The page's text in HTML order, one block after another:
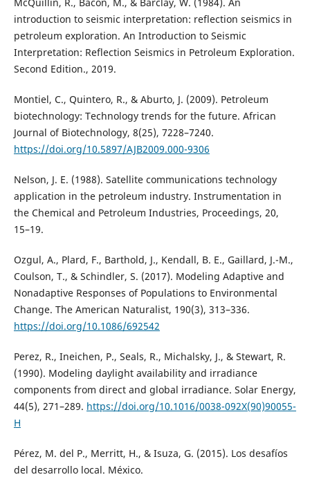
introduction to seismic interpretation: reflection seismics in
petroleum exploration. An Introduction to Seismic
Interpretation: Reflection Seismics in Petroleum Exploration.
Second Edition., 2019.
Montiel, C., Quintero, R., & Aburto, J. (2009). Petroleum
biotechnology: Technology trends for the future. African
Journal of Biotechnology, 8(25), 7228–7240.
https://doi.org/10.5897/AJB2009.000-9306
Nelson, J. E. (1988). Satellite communications technology
application in the petroleum industry. Instrumentation in
the Chemical and Petroleum Industries, Proceedings, 20,
15–19.
Ozgul, A., Plard, F., Barthold, J., Kendall, B. E., Gaillard, J.-M.,
Coulson, T., & Schindler, S. (2017). Modeling Adaptive and
Nonadaptive Responses of Populations to Environmental
Change. The American Naturalist, 190(3), 313–336.
https://doi.org/10.1086/692542
Perez, R., Ineichen, P., Seals, R., Michalsky, J., & Stewart, R.
(1990). Modeling daylight availability and irradiance
components from direct and global irradiance. Solar Energy,
44(5), 271–289. https://doi.org/10.1016/0038-092X(90)90055-
H
Pérez, M. del P., Merritt, H., & Isuza, G. (2015). Los desafíos
del desarrollo local. México.